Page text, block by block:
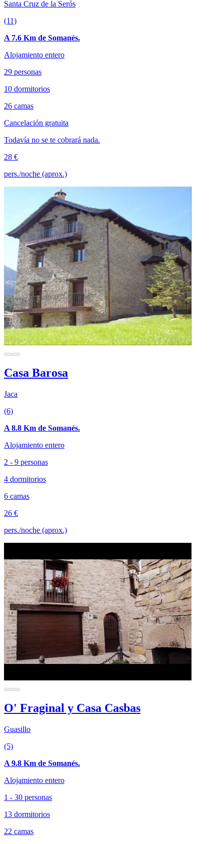
Santa Cruz de la Serós
(11)
A 7.6 Km de Somanés.
Alojamiento entero
29 personas
10 dormitorios
26 camas
Cancelación gratuita
Todavía no se te cobrará nada.
28 €
pers./noche (aprox.)
Casa Barosa
Jaca
(6)
A 8.8 Km de Somanés.
Alojamiento entero
2 - 9 personas
4 dormitorios
6 camas
26 €
pers./noche (aprox.)
O' Fraginal y Casa Casbas
Guasillo
(5)
A 9.8 Km de Somanés.
Alojamiento entero
1 - 30 personas
13 dormitorios
22 camas